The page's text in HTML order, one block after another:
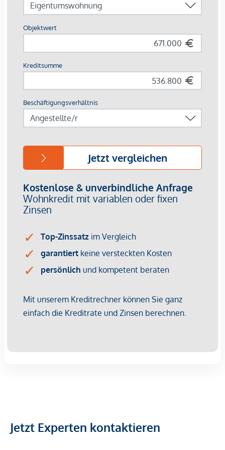
138 freifinanzierte Vorsorgewohnungen ( 95 Kategorie
Preiswertes Wohnen)
42 Tiefgaragenplätze
Wohnungsgrößen zwischen 35 und 109 m²
Weitläufige Parkanlage vor der Türe
Balkon
E-bike und Carsharing Angebote im Quartier
von EUR 180.000,- bis EUR 907.000,- netto zzgl. 20% USt.
Fertigstellung: Sommer 2026
Bei diesem Angebot handelt es sich um eine
wird. Der angegebene Kaufpreis versteht sich daher zzgl.
20% USt. Diese Daten sind vorbehaltlich möglicher
und sparen Sie bares Geld:
Beim Kauf einer 4-Zimmer-Wohnung (NUR PREISWERTES
Ihre neue Möblierung verwenden können.
Wir weisen darauf hin, dass zwischen dem Vermittler und
Jetzt Experten kontaktieren